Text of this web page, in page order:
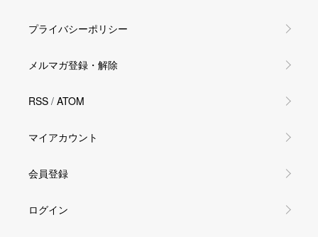
プライバシーポリシー
メルマガ登録・解除
RSS / ATOM
マイアカウント
会員登録
ログイン